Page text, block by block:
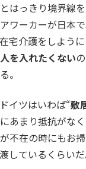
とはっきり境界線
ワーカーが日本
宅介護をしよう
を入れたくない
。
イツはいわば“敷
あまり抵抗がな
不在の時にもお
しているくらいだ